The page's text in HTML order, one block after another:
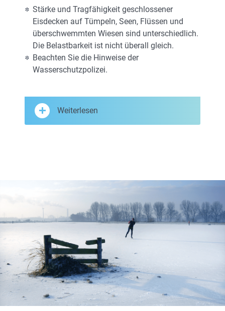
Stärke und Tragfähigkeit geschlossener
Eisdecken auf Tümpeln, Seen, Flüssen und
überschwemmten Wiesen sind unterschiedlich.
Die Belastbarkeit ist nicht überall gleich.
Beachten Sie die Hinweise der
Wasserschutzpolizei.
Weiterlesen